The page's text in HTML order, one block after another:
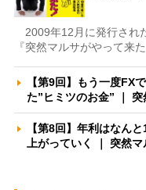
2009年12月に発行され
『突然マルサがやって来
【第9回】もう一度
た”ヒミツのお金” ｜
【第8回】年利はなん
上がっていく ｜ 突然